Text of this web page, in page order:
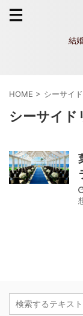
結
HOME > シーサイ
シーサイド